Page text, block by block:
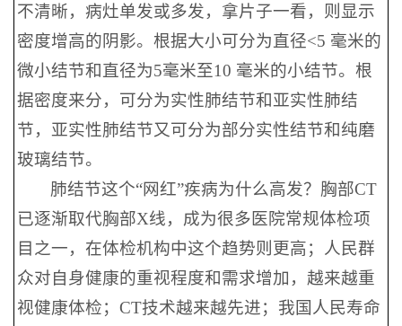
不清晰，病灶单发或多发，拿片子一看，则显示
密度增高的阴影。根据大小可分为直径<5 毫米的
微小结节和直径为5毫米至10 毫米的小结节。根
据密度来分，可分为实性肺结节和亚实性肺结
节，亚实性肺结节又可分为部分实性结节和纯磨
玻璃结节。
肺结节这个“网红”疾病为什么高发？胸部CT
已逐渐取代胸部X线，成为很多医院常规体检项
目之一，在体检机构中这个趋势则更高；人民群
众对自身健康的重视程度和需求增加，越来越重
视健康体检；CT技术越来越先进；我国人民寿命